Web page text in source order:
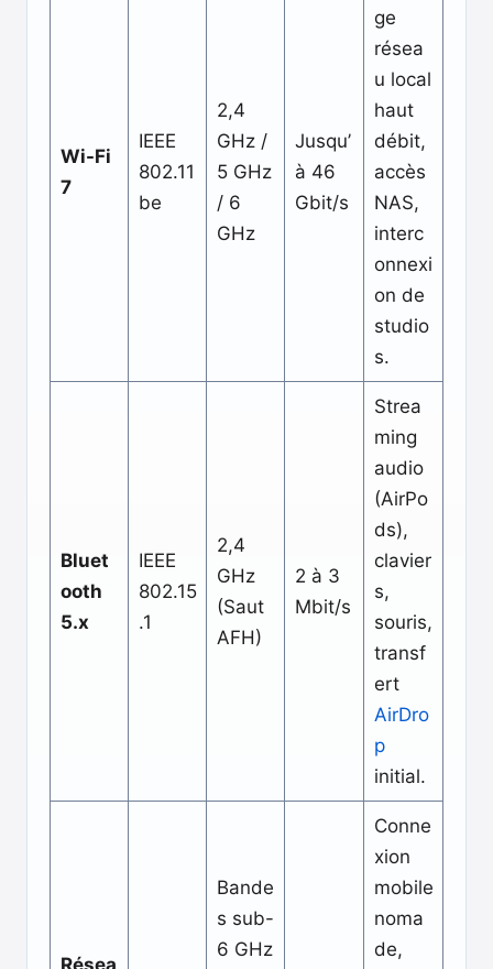
Wi-Fi
7
IEEE
802.11
be
2,4
GHz /
5 GHz
/ 6
GHz
Jusqu’
à 46
Gbit/s
ge
résea
u local
haut
débit,
accès
NAS,
interc
onnexi
on de
studio
s.
Bluet
ooth
5.x
IEEE
802.15
.1
2,4
GHz
(Saut
AFH)
2 à 3
Mbit/s
Strea
ming
audio
(AirPo
ds),
clavier
s,
souris,
transf
ert
AirDro
p
initial.
Résea
Bande
s sub-
6 GHz
Conne
xion
mobile
noma
de,